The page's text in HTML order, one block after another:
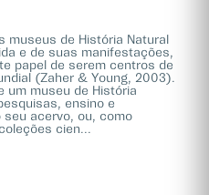
museus de História Natural
e de suas manifestações,
papel de serem centros de
(Zaher & Young, 2003).
um museu de História
ensino e
acervo, ou, como
cien...